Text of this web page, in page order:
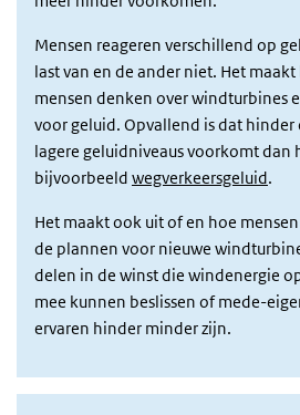
Mensen reageren verschillend op
last van en de ander niet. Het
mensen denken over windturbines
voor geluid. Opvallend is dat
lagere geluidniveaus voorkomt dan
bijvoorbeeld wegverkeersgeluid.
Het maakt ook uit of en hoe
de plannen voor nieuwe
delen in de winst die windenergie
mee kunnen beslissen of mede-
ervaren hinder minder zijn.